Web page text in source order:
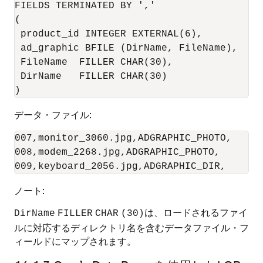
FIELDS TERMINATED BY ','
(
product_id INTEGER EXTERNAL(6),
ad_graphic BFILE (DirName, FileName),
FileName  FILLER CHAR(30),
DirName   FILLER CHAR(30)
データ・ファイル:
007,monitor_3060.jpg,ADGRAPHIC_PHOTO,
008,modem_2268.jpg,ADGRAPHIC_PHOTO,
ノート:
DirName FILLER CHAR (30) は、ロードされるファイ
ルに対応するディレクトリ名を含むデータファイル・フ
ィールドにマップされます。